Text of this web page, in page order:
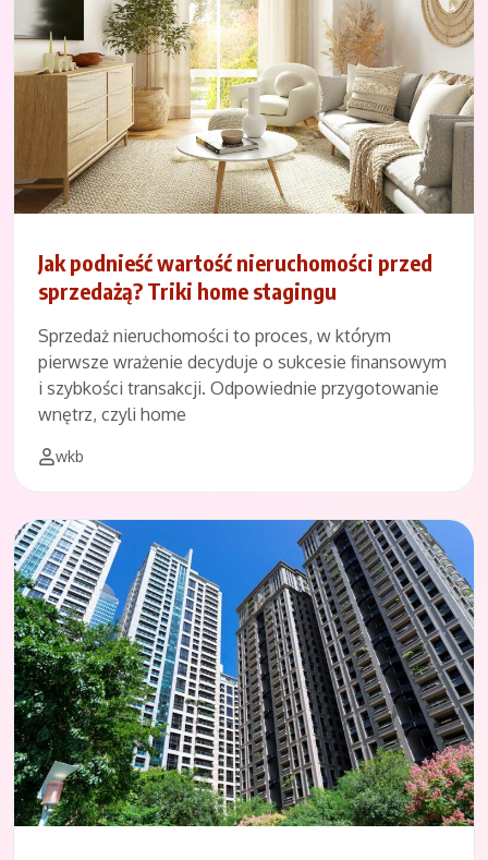
Jak podnieść wartość nieruchomości przed
sprzedażą? Triki home stagingu
Sprzedaż nieruchomości to proces, w którym
pierwsze wrażenie decyduje o sukcesie finansowym
i szybkości transakcji. Odpowiednie przygotowanie
wnętrz, czyli home
wkb